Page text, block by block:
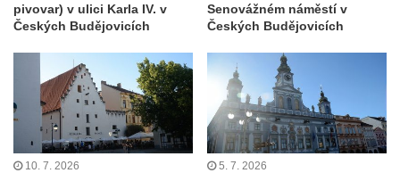
pivovar) v ulici Karla IV. v
Českých Budějovicích
Senovážném náměstí v
Českých Budějovicích
10. 7. 2026 5. 7. 2026